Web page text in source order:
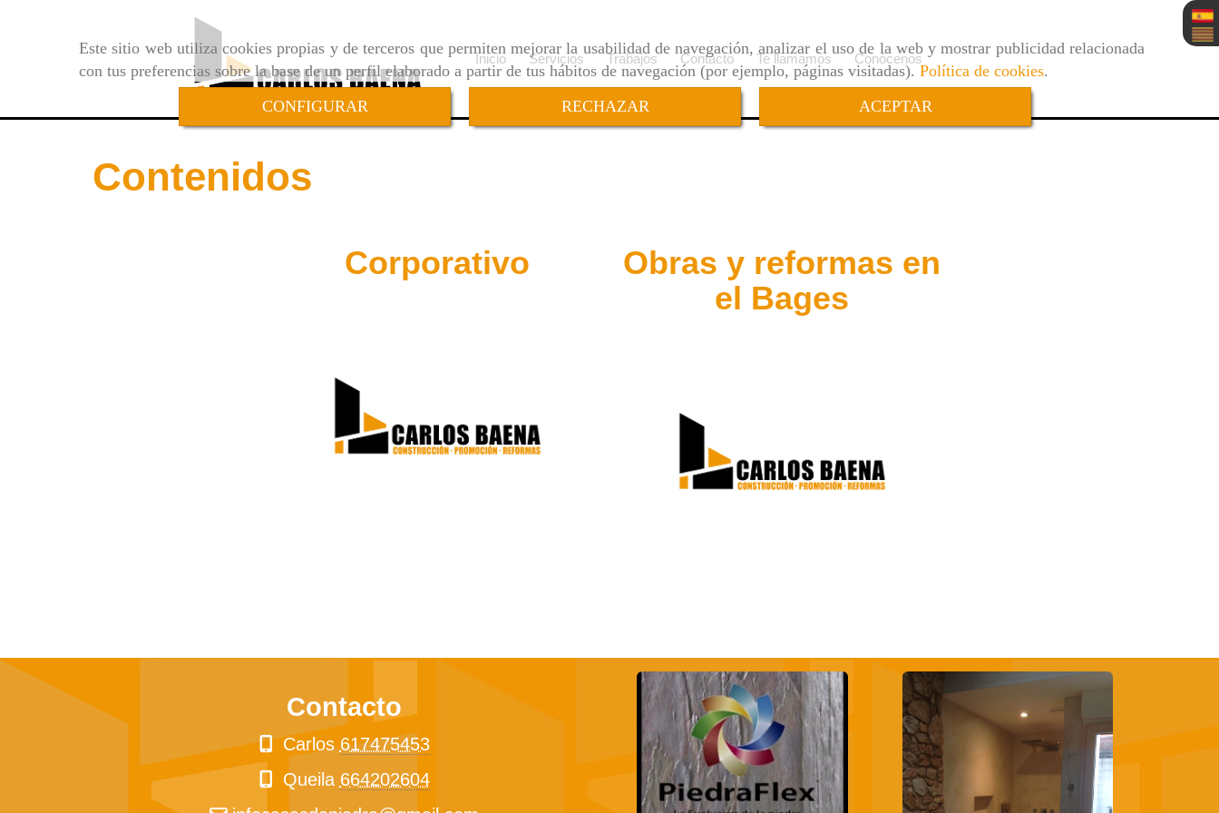
Este sitio web utiliza cookies propias y de terceros que permiten mejorar la usabilidad de navegación, analizar el uso de la web y mostrar publicidad relacionada
con tus preferencias sobre la base de un perfil elaborado a partir de tus hábitos de navegación (por ejemplo, páginas visitadas). Política de cookies.
CONFIGURAR
RECHAZAR ACEPTAR
Inicio Servicios Trabajos Contacto Te llamamos Conócenos
Contenidos
Corporativo
Obras y reformas en
el Bages
Contacto
Carlos617475453
Queila 664202604